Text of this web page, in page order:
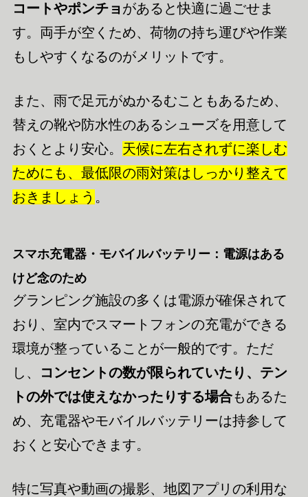
コートやポンチョ があると快適に過ごせま
す。両手が空くため、荷物の持ち運びや作業
もしやすくなるのがメリットです。
また、雨で足元がぬかるむこともあるため、
替えの靴や防水性のあるシューズを用意して
おくとより安心。 天候に左右されずに楽しむ
ためにも、最低限の雨対策はしっかり整えて
おきましょう 。
スマホ充電器・モバイルバッテリー：電源はある
けど念のため
グランピング施設の多くは電源が確保されて
おり、室内でスマートフォンの充電ができる
環境が整っていることが一般的です。ただ
し、
コンセントの数が限られていたり、テン
トの外では使えなかったりする場合もあるた
め、充電器やモバイルバッテリーは持参して
おくと安心できます。
特に写真や動画の撮影、地図アプリの利用な